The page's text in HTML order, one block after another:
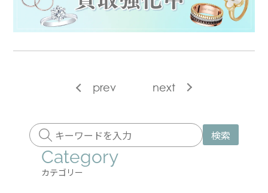
prev next
検索
Category
カテゴリー